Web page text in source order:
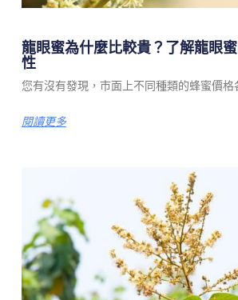
龍眼蜜為什麼比較貴？了解龍眼
性
您有沒有發現，市面上不同種類的蜂蜜價格
閱讀更多